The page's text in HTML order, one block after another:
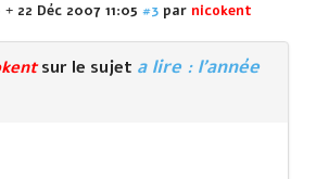
22 Déc 2007 11:05 #3 par nicokent
sur le sujet a lire : l'année